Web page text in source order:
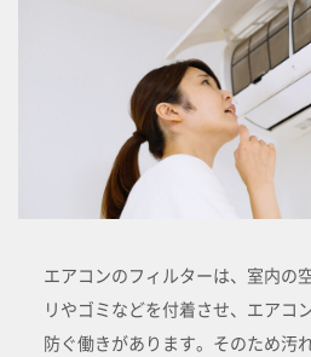
エアコンのフィルターは、室内の
リやゴミなどを付着させ、エアコ
防ぐ働きがあります。そのため汚